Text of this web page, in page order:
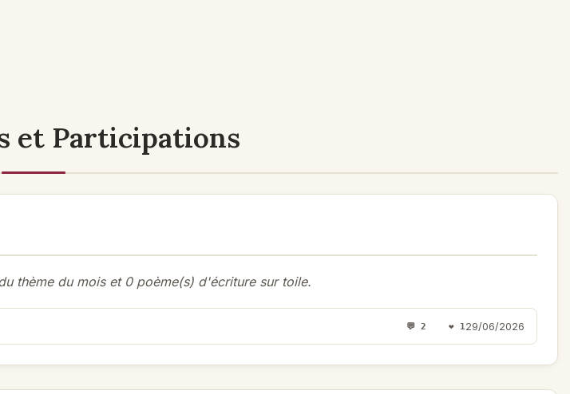
et Participations
thème du mois et 0 poème(s) d'écriture sur toile.
💬 2 ❤️ 1 29/06/2026